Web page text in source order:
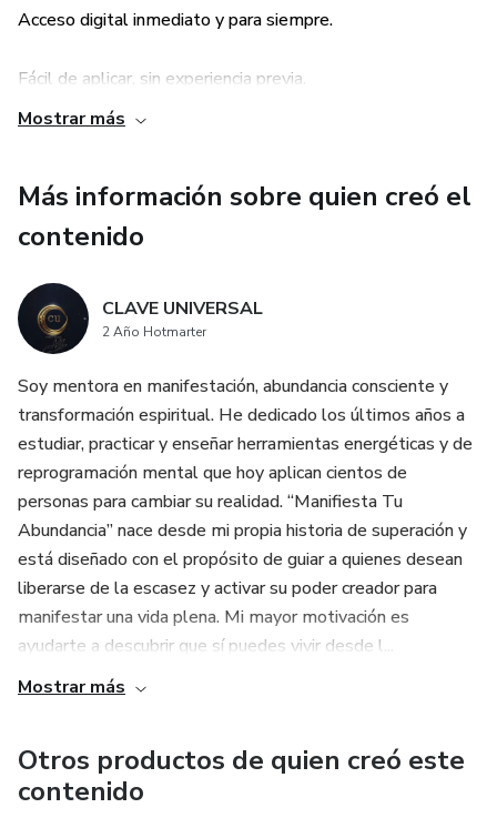
✔️ Métodos para identificar y soltar creencias de escasez
claridad
paso en un proceso profundo de desbloqueo energético,
reconexión interior y creación consciente.
¿PARA QUIÉN ES ESTE EBOOK?
Para mujeres y hombres que:
Se sienten atrapados en la escasez o la inestabilidad
Quieren transformar su realidad económica y personal
Buscan una guía espiritual con acciones concretas
Desean conectar con su intuición, fe y poder de
manifestación
🔓 ¿QUÉ RESULTADOS PUEDES ESPERAR?
✅ Aumento en tu vibración y bienestar interno
Acceso digital inmediato y para siempre.
Fácil de aplicar, sin experiencia previa.
Mostrar más
Más información sobre quien creó el
contenido
CLAVE UNIVERSAL
2 Año Hotmarter
Soy mentora en manifestación, abundancia consciente y
transformación espiritual. He dedicado los últimos años a
estudiar, practicar y enseñar herramientas energéticas y de
reprogramación mental que hoy aplican cientos de
personas para cambiar su realidad. “Manifiesta Tu
Abundancia” nace desde mi propia historia de superación y
está diseñado con el propósito de guiar a quienes desean
liberarse de la escasez y activar su poder creador para
manifestar una vida plena. Mi mayor motivación es
ayudarte a descubrir que sí puedes vivir desde l...
Mostrar más
Otros productos de quien creó este
contenido